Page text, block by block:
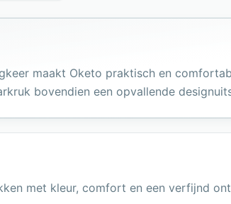
maakt Oketo praktisch en
bovendien een opvallende
met kleur, comfort en een verfijnd